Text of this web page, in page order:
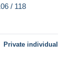
/ 118
Private individual